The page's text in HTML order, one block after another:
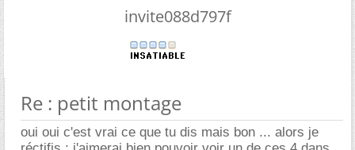
invite088d797f
Re : petit montage
oui oui c'est vrai ce que tu dis mais bon ... alors je